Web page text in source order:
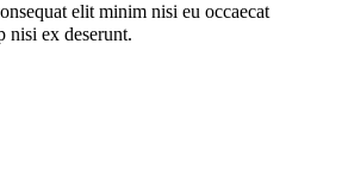
elit minim nisi eu occaecat
nisi ex deserunt.